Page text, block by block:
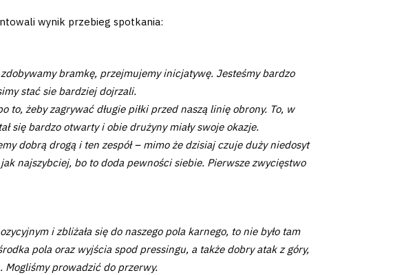
wynik przebieg spotkania:
bramkę, przejmujemy inicjatywę. Jesteśmy bardzo
stać sie bardziej dojrzali.
to, żeby zagrywać długie piłki przed naszą linię obrony. To, w
się bardzo otwarty i obie drużyny miały swoje okazje.
dobrą drogą i ten zespół – mimo że dzisiaj czuje duży niedosyt
najszybciej, bo to doda pewności siebie. Pierwsze zwycięstwo
i zbliżała się do naszego pola karnego, to nie było tam
pola oraz wyjścia spod pressingu, a także dobry atak z góry,
Mogliśmy prowadzić do przerwy.